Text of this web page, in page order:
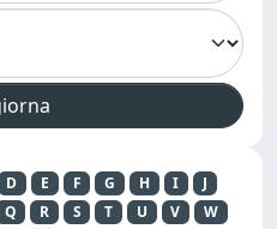
D E F G H I
J
Q R S T U V
W